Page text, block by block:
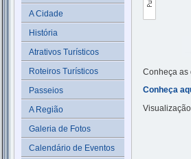
A Cidade
História
Atrativos Turísticos
Roteiros Turísticos
Passeios
A Região
Galeria de Fotos
Calendário de Eventos
Conheça as
Conheça